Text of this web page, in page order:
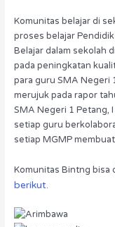
Komunitas belajar di
proses belajar
Belajar dalam sekolah
pada peningkatan
para guru SMA Negeri
merujuk pada rapor
SMA Negeri 1 Petang,
setiap guru
setiap MGMP
Komunitas Bintng bisa
berikut.